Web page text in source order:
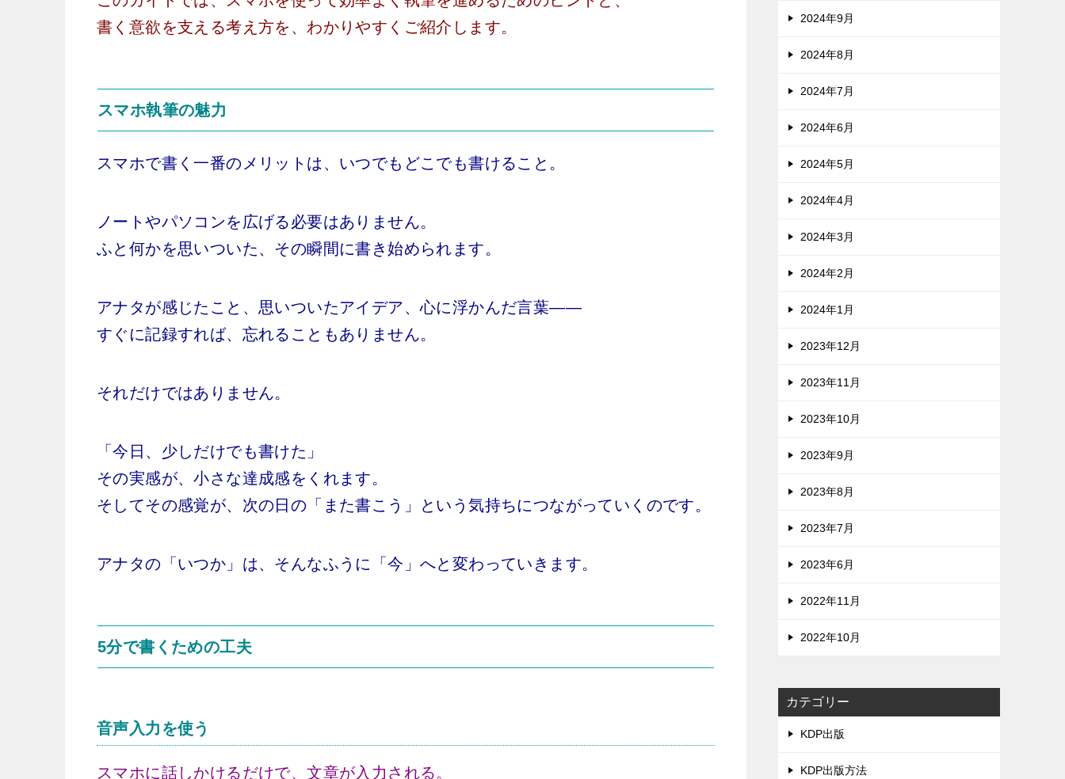
書く意欲を支える考え方を、わかりやすくご紹介します。
スマホ執筆の魅力
スマホで書く一番のメリットは、いつでもどこでも書けること。
ノートやパソコンを広げる必要はありません。
ふと何かを思いついた、その瞬間に書き始められます。
アナタが感じたこと、思いついたアイデア、心に浮かんだ言葉――
すぐに記録すれば、忘れることもありません。
それだけではありません。
「今日、少しだけでも書けた」
その実感が、小さな達成感をくれます。
そしてその感覚が、次の日の「また書こう」という気持ちにつながっていくのです。
アナタの「いつか」は、そんなふうに「今」へと変わっていきます。
5分で書くための工夫
音声入力を使う
スマホに話しかけるだけで、文章が入力される。
2024年9月
2024年8月
2024年7月
2024年6月
2024年5月
2024年4月
2024年3月
2024年2月
2024年1月
2023年12月
2023年11月
2023年10月
2023年9月
2023年8月
2023年7月
2023年6月
2022年11月
2022年10月
カテゴリー
KDP出版
KDP出版方法